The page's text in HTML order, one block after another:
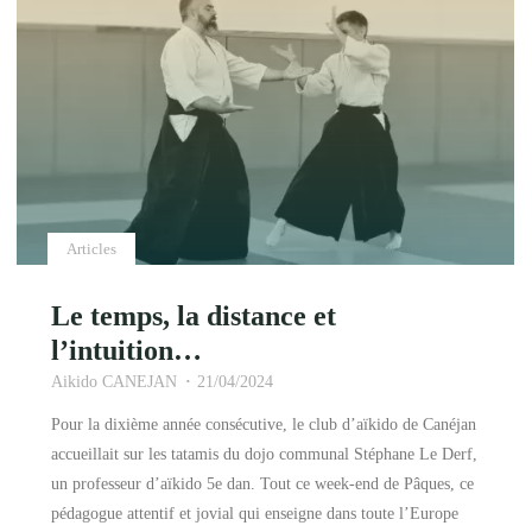
Articles
Le temps, la distance et
l’intuition…
Aikido CANEJAN 21/04/2024
Pour la dixième année consécutive, le club d’aïkido de Canéjan
accueillait sur les tatamis du dojo communal Stéphane Le Derf,
un professeur d’aïkido 5e dan. Tout ce week-end de Pâques, ce
pédagogue attentif et jovial qui enseigne dans toute l’Europe